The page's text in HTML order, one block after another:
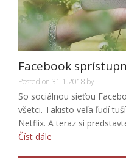
Facebook
Posted on 31.1.2018 by
So sociálnou sieťou
všetci. Takisto veľa ľudí
Netflix. A teraz si
Číst dále